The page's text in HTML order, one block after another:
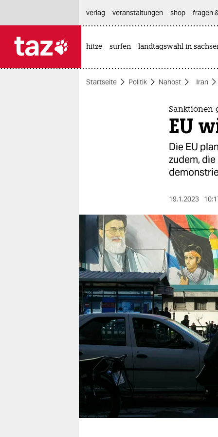
themen
berlin
nord
wahrheit
verlag
verlag
veranstaltungen
shop
fragen & hilfe
unterstützen
abo
genossenschaft
verlag
veranstaltungen shop fragen
hitze surfen landtagswahl in
Startseite Politik Nahost Iran
Sanktionen
EU
Die EU
zudem,
19.1.2023